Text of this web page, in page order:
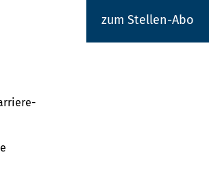
zum Stellen-Abo